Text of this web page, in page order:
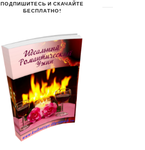
ПОДПИШИТЕСЬ И СКАЧАЙТЕ
БЕСПЛАТНО!